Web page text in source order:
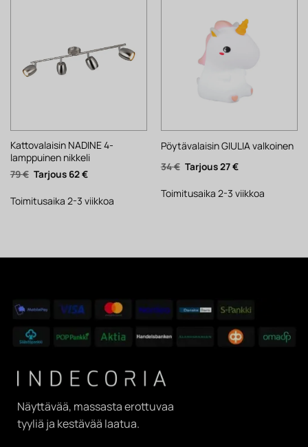
Kattovalaisin NADINE 4-
lamppuinen nikkeli
79€ Alkuperäinen
hinta
79 €.
62€Nykyinen
62 €.
Toimitusaika 2-3 viikkoa
Pöytävalaisin GIULIA valkoinen
34€ Alkuperäinen
hinta
34 €.
27€Nykyinen
27 €.
Toimitusaika 2-3 viikkoa
Näyttävää, massasta erottuvaa
tyyliä ja kestävää laatua.